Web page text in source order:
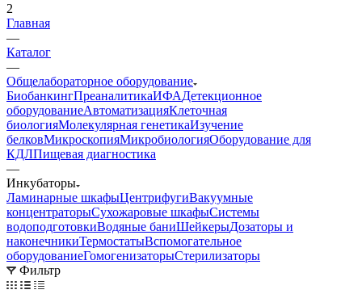
2
Главная
—
Каталог
—
Общелабораторное оборудование
БиобанкингПреаналитикаИФАДетекционное
оборудованиеАвтоматизацияКлеточная
биологияМолекулярная генетикаИзучение
белковМикроскопияМикробиологияОборудование для
КДЛПищевая диагностика
—
Инкубаторы
Ламинарные шкафыЦентрифугиВакуумные
концентраторыСухожаровые шкафыСистемы
водоподготовкиВодяные баниШейкерыДозаторы и
наконечникиТермостатыВспомогательное
оборудованиеГомогенизаторыСтерилизаторы
Фильтр